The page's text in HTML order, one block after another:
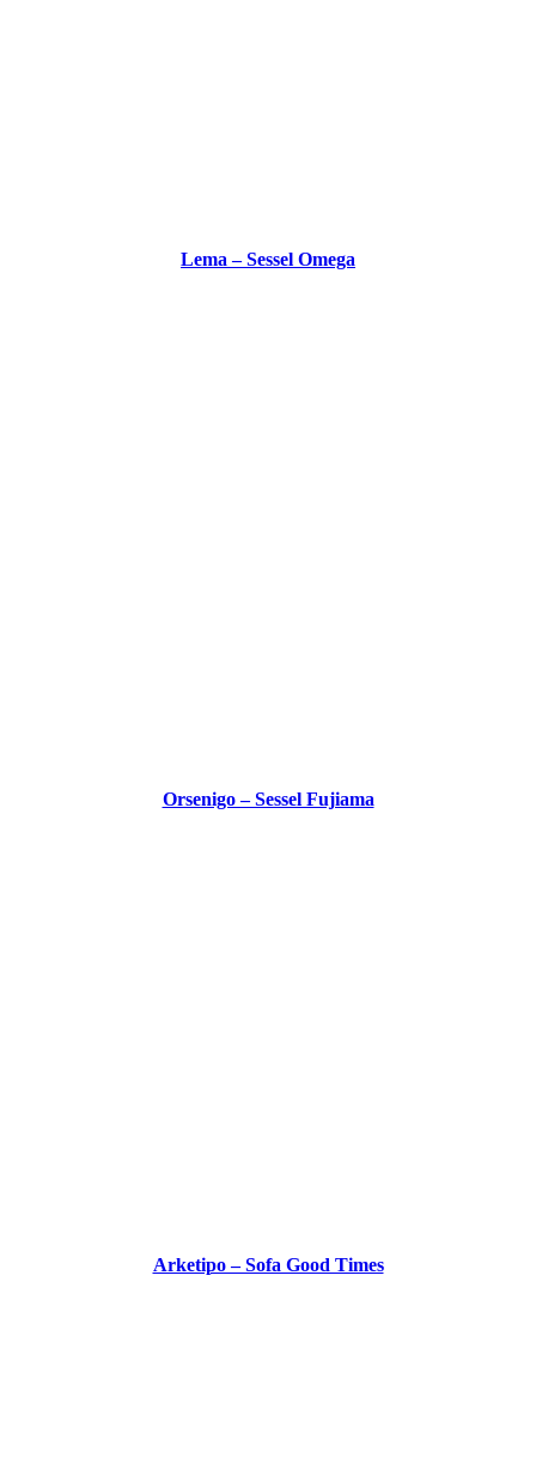
Lema – Sessel Omega
Orsenigo – Sessel Fujiama
Arketipo – Sofa Good Times